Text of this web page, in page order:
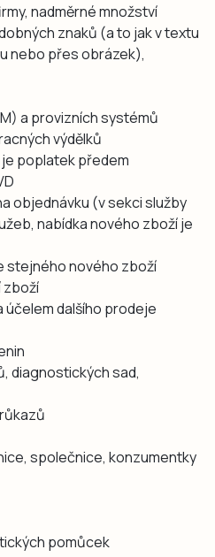
nadměrné množství
znaků (a to jak v textu
nebo přes obrázek),
a provizních systémů
výdělků
poplatek předem
objednávku (v sekci služby
nabídka nového zboží je
stejného nového zboží
zboží
účelem dalšího prodeje
diagnostických sad,
společnice, konzumentky
pomůcek